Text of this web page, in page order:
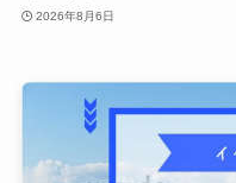
2026年8月6日